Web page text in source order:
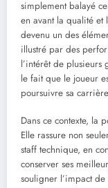
simplement balayé
en avant la qualité et
devenu un des
illustré par des
l’intérêt de plusieurs
le fait que le joueur
poursuivre sa
Dans ce contexte, la
Elle rassure non
staff technique, en
conserver ses
souligner l’impact de